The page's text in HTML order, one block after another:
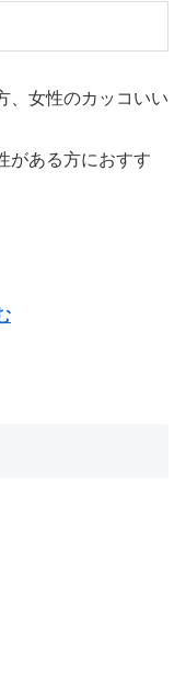
、女性のカッコいい
がある方におすす